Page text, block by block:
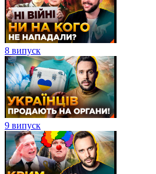
8 випуск
9 випуск